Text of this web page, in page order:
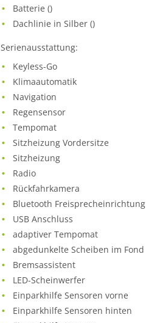
Batterie ()
Dachlinie in Silber ()
Serienausstattung:
Keyless-Go
Klimaautomatik
Navigation
Regensensor
Tempomat
Sitzheizung Vordersitze
Sitzheizung
Radio
Rückfahrkamera
Bluetooth Freisprecheinrichtung
USB Anschluss
adaptiver Tempomat
abgedunkelte Scheiben im Fond
Bremsassistent
LED-Scheinwerfer
Einparkhilfe Sensoren vorne
Einparkhilfe Sensoren hinten